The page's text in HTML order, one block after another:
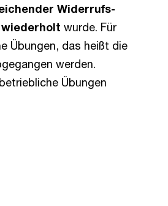
Widerrufs-
wurde. Für
Übungen, das heißt die
werden.
Übungen